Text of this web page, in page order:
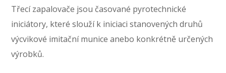
Třecí zapalovače jsou časované pyrotechnické
iniciátory, které slouží k iniciaci stanovených druhů
výcvikové imitační munice anebo konkrétně určených
výrobků.